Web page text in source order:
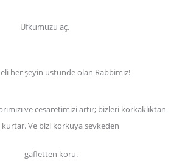
Ufkumuzu aç.
her şeyin üstünde olan Rabbimiz!
ve cesaretimizi artır; bizleri korkaklıktan
kurtar. Ve bizi korkuya sevkeden
gafletten koru.